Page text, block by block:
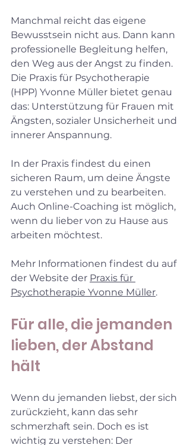
Manchmal reicht das eigene
Bewusstsein nicht aus. Dann kann
professionelle Begleitung helfen,
den Weg aus der Angst zu finden.
Die Praxis für Psychotherapie
(HPP) Yvonne Müller bietet genau
das: Unterstützung für Frauen mit
Ängsten, sozialer Unsicherheit und
innerer Anspannung.
In der Praxis findest du einen
sicheren Raum, um deine Ängste
zu verstehen und zu bearbeiten.
Auch Online-Coaching ist möglich,
wenn du lieber von zu Hause aus
arbeiten möchtest.
Mehr Informationen findest du auf
der Website der Praxis für
Psychotherapie Yvonne Müller.
Für alle, die jemanden
lieben, der Abstand
hält
Wenn du jemanden liebst, der sich
zurückzieht, kann das sehr
schmerzhaft sein. Doch es ist
wichtig zu verstehen: Der